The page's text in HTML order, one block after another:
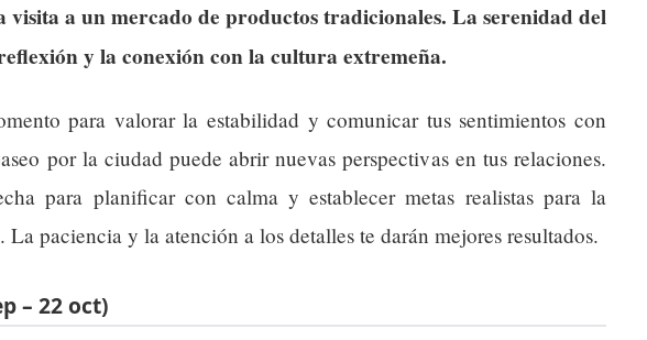
visita a un mercado de productos tradicionales. La serenidad del
y la conexión con la cultura extremeña.
para valorar la estabilidad y comunicar tus sentimientos con
por la ciudad puede abrir nuevas perspectivas en tus relaciones.
para planificar con calma y establecer metas realistas para la
La paciencia y la atención a los detalles te darán mejores resultados.
– 22 oct)